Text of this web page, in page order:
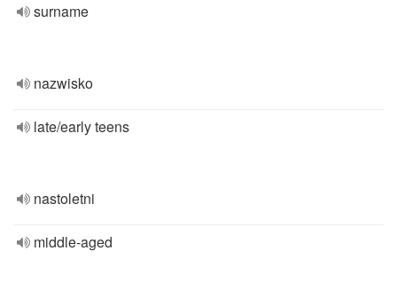
surname
nazwisko
late/early teens
nastoletni
middle-aged